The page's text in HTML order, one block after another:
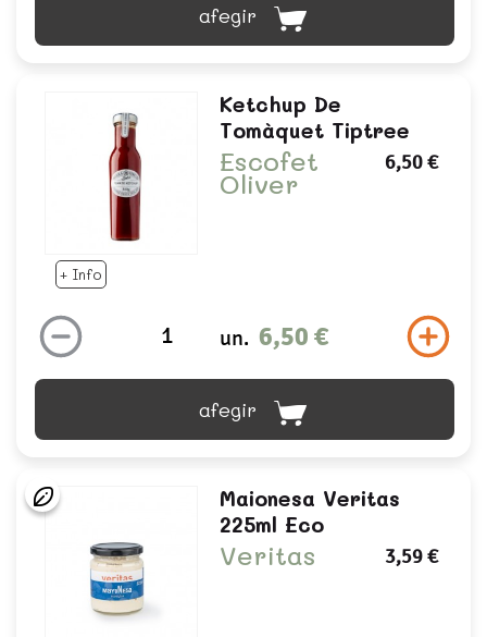
afegir
+ Info
Ketchup De
Tomàquet Tiptree
Escofet
Oliver
6,50 €
un. 6,50 €
afegir
Maionesa Veritas
225ml Eco
Veritas 3,59 €